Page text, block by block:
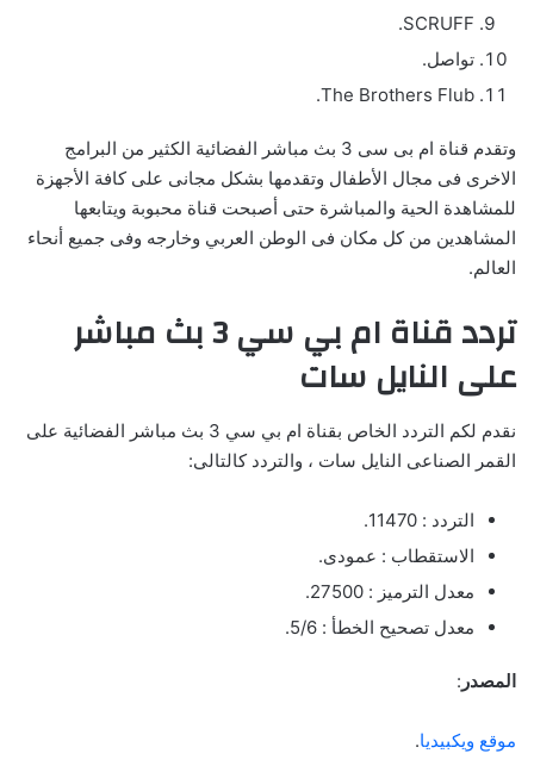
SCRUFF.
تواصل.
The Brothers Flub.
وتقدم قناة ام بى سى 3 بث مباشر الفضائية الكثير من البرامج
الاخرى فى مجال الأطفال وتقدمها بشكل مجانى على كافة الأجهزة
للمشاهدة الحية والمباشرة حتى أصبحت قناة محبوبة ويتابعها
المشاهدين من كل مكان فى الوطن العربي وخارجه وفى جميع أنحاء
العالم.
تردد قناة ام بي سي 3 بث مباشر
على النايل سات
نقدم لكم التردد الخاص بقناة ام بي سي 3 بث مباشر الفضائية على
القمر الصناعى النايل سات ، والتردد كالتالى:
التردد : 11470.
الاستقطاب : عمودى.
معدل الترميز : 27500.
معدل تصحيح الخطأ : 5/6.
المصدر :
موقع ويكبيديا.